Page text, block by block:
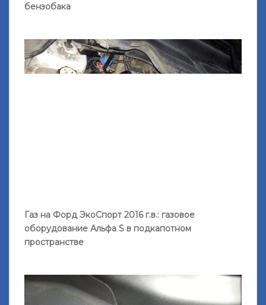
бензобака
Газ на Форд ЭкоСпорт 2016 г.в.: газовое
оборудование Альфа S в подкапотном
пространстве